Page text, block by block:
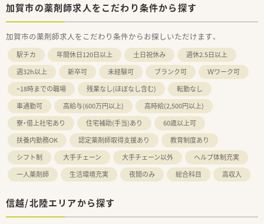
加賀市の薬剤師求人をこだわり条件から探す
加賀市の薬剤師求人をこだわり条件からお探しいただけます。
駅チカ 年間休日120日以上 土日祝休み
週休2.5日以上
週32h以上
新卒可 未経験可 ブランク可
Ｗワーク可
~18時までの職場
残業なし(ほぼなし含む)
転勤なし
車通勤可
高給与(600万円以上)
高時給(2,500円以上)
寮・借上社宅あり
住宅補助(手当)あり
60歳以上可
扶養内勤務OK
認定薬剤師取得支援あり
教育制度あり
シフト制
大手チェーン 大手チェーン以外
ヘルプ体制充実
一人薬剤師
生活環境充実 夜間のみ 総合科目 高収入
信越/北陸エリアから探す